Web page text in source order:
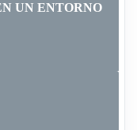
UN ENTORNO